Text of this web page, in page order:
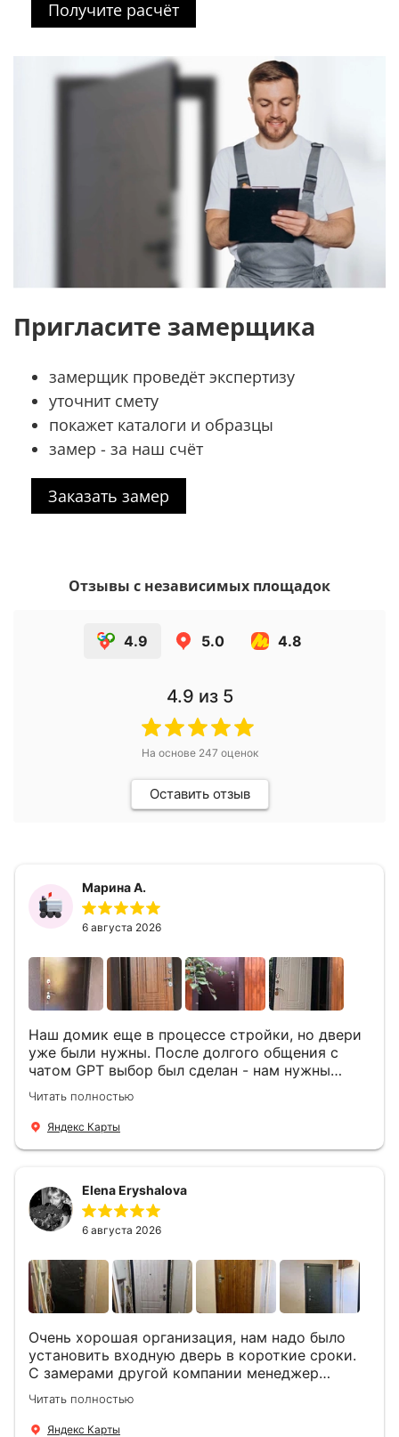
Получите расчёт
Пригласите замерщика
замерщик проведёт экспертизу
уточнит смету
покажет каталоги и образцы
замер - за наш счёт
Заказать замер
Отзывы с независимых площадок
4.9 5.0 4.8
4.9 из 5
На основе 247 оценок
Оставить отзыв
Марина А.
6 августа 2026
Наш домик еще в процессе стройки, но двери
уже были нужны. После долгого общения с
чатом GPT выбор был сделан - нам нужны
двери Аргус Термо Композит, которые нашлись
в компании ДвериОпт . Менеджер Филипп
ответил на все вопросы, посчитал стоимость и
установили две двери, ответили на все
вопросы . Выполненной работой мы довольны.
Огромная всем благодарность!
Читать полностью
Яндекс Карты
Elena Eryshalova
6 августа 2026
Очень хорошая организация, нам надо было
установить входную дверь в короткие сроки.
С замерами другой компании менеджер
компании Филлип, быстро предоставил нам
варианты дверей, монтаж тоже был очень
четкий, позвонили, согласовали и установили
Читать полностью
Яндекс Карты